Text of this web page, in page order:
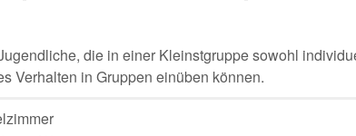
die in einer Kleinstgruppe sowohl
Verhalten in Gruppen einüben können.